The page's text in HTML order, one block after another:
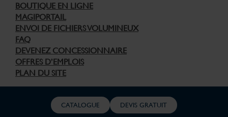
CATALOGUE DEVIS GRATUIT
BOUTIQUE EN LIGNE
MAGIPORTAIL
ENVOI DE FICHIERS VOLUMINEUX
FAQ
DEVENEZ CONCESSIONNAIRE
OFFRES D’EMPLOIS
PLAN DU SITE
© Copyright Piscines Magiline 2026 – Tous droits réservés –
Informations Légales